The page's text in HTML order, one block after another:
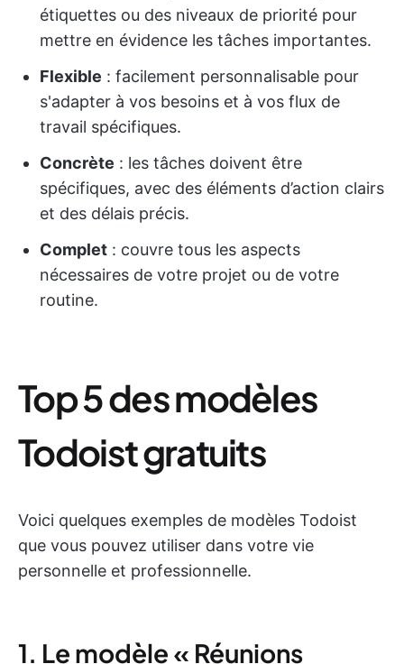
étiquettes ou des niveaux de priorité pour
mettre en évidence les tâches importantes.
Flexible : facilement personnalisable pour
s'adapter à vos besoins et à vos flux de
travail spécifiques.
Concrète : les tâches doivent être
spécifiques, avec des éléments d’action clairs
et des délais précis.
Complet : couvre tous les aspects
nécessaires de votre projet ou de votre
routine.
Top 5 des modèles
Todoist gratuits
Voici quelques exemples de modèles Todoist
que vous pouvez utiliser dans votre vie
personnelle et professionnelle.
1. Le modèle « Réunions